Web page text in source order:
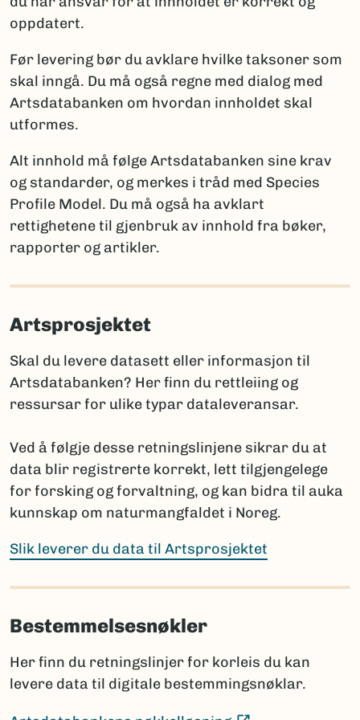
Artsdatabanken
ny for vitenskapen
ny for Norge
funn av en art som tidligere ble antatt forsvunnet
fra Norge
funn av art som er tidligere registrert i Norge
Merk:Kun én av disse opplysningene per takson skal
brukes for å sikre entydig statistikk. Et kommentarfelt
kan brukes ved behov for ytterligere forklaringer.
Rapportering av arter nye for vitenskapen
autor oppgis, sammen med litteraturreferanse der
regelverket for den aktuelle artsgruppen:
International Code of Nomenclature for Algae,
Fungi and Plants
(Ekstern lenke)
International Code of Zoological Nomenclature
slektsnavn + “sp. nov.”. Det bør da legges til en
kommentar om planlagt publisering: hvor og når
navnet skal publiseres i henhold til regelverket.
Prosjektet har ansvar for å informere Artsdatabanken
skjer lenge etter prosjektets slutt.
Sammenligning mot Artsdatabankens navneregister
innholdet i navneregisteret Nortaxa gjennom
listesøket.
Dette hjelper med å:
oppdatert.
Før levering bør du avklare hvilke taksoner som
skal inngå. Du må også regne med dialog med
Artsdatabanken om hvordan innholdet skal
utformes.
Alt innhold må følge Artsdatabanken sine krav
og standarder, og merkes i tråd med Species
Profile Model. Du må også ha avklart
rettighetene til gjenbruk av innhold fra bøker,
rapporter og artikler.
Artsprosjektet
Skal du levere datasett eller informasjon til
Artsdatabanken? Her finn du rettleiing og
ressursar for ulike typar dataleveransar.
Ved å følgje desse retningslinjene sikrar du at
data blir registrerte korrekt, lett tilgjengelege
for forsking og forvaltning, og kan bidra til auka
kunnskap om naturmangfaldet i Noreg.
Slik leverer du data til Artsprosjektet
Bestemmelsesnøkler
Her finn du retningslinjer for korleis du kan
levere data til digitale bestemmingsnøklar.